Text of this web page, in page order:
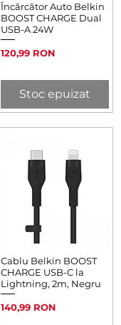
Afișare rapidă
Încărcător Auto Belkin
BOOST CHARGE Dual
USB-A 24W
Preț
120,99 RON
Stoc epuizat
Afișare rapidă
Cablu Belkin BOOST
CHARGE USB-C la
Lightning, 2m, Negru
Preț
140,99 RON